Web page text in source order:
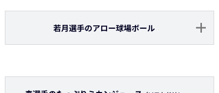
比嘉投手の麻婆豆腐丼